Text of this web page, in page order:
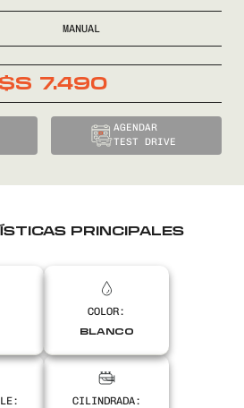
08002525
MANUAL
7.490
AGENDAR
TEST DRIVE
PRINCIPALES
COLOR:
BLANCO
CILINDRADA: